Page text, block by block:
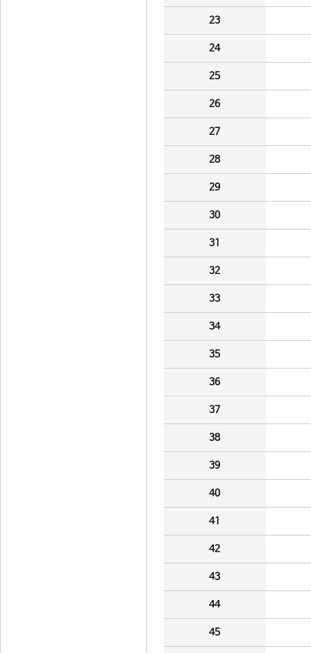
23
24
25
26
27
28
29
30
31
32
33
34
35
36
37
38
39
40
41
42
43
44
45